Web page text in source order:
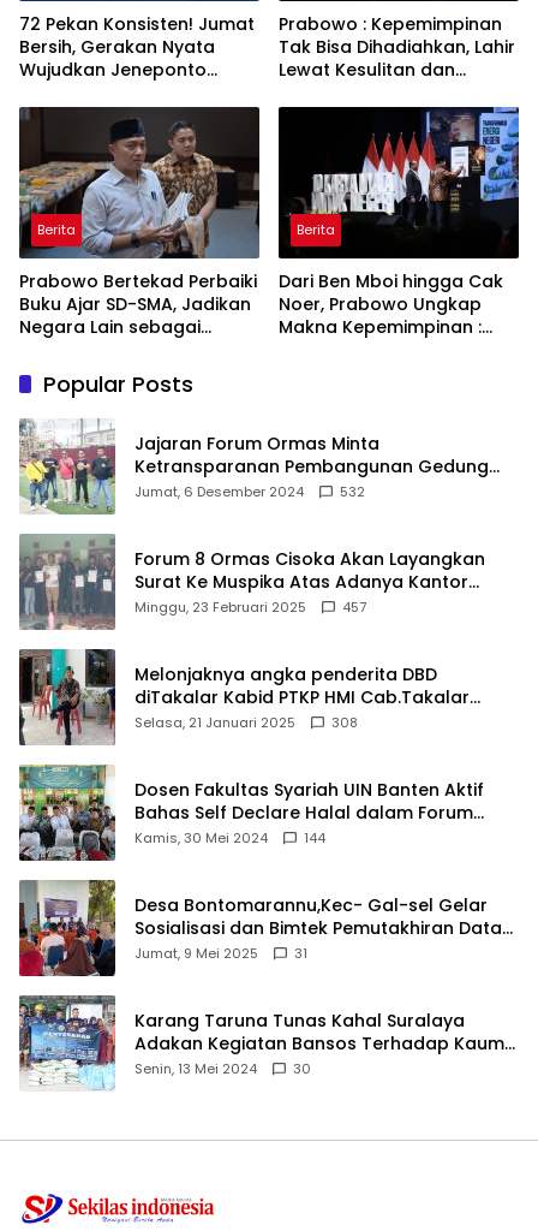
72 Pekan Konsisten! Jumat
Bersih, Gerakan Nyata
Wujudkan Jeneponto
ASRI
Prabowo : Kepemimpinan
Tak Bisa Dihadiahkan, Lahir
Lewat Kesulitan dan
Berita
Prabowo Bertekad Perbaiki
Buku Ajar SD-SMA, Jadikan
Negara Lain sebagai
Berita
Dari Ben Mboi hingga Cak
Noer, Prabowo Ungkap
Makna Kepemimpinan :
Popular Posts
Jajaran Forum Ormas Minta
Ketransparanan Pembangunan Gedung
Damkar Di Kecamatan Cisoka
Jumat, 6 Desember 2024 532
Forum 8 Ormas Cisoka Akan Layangkan
Surat Ke Muspika Atas Adanya Kantor
Matel di Cisoka
Minggu, 23 Februari 2025 457
Melonjaknya angka penderita DBD
diTakalar Kabid PTKP HMI Cab.Takalar
angkat bicara
Selasa, 21 Januari 2025 308
Dosen Fakultas Syariah UIN Banten Aktif
Bahas Self Declare Halal dalam Forum
Ijtima Ulama MUI
Kamis, 30 Mei 2024 144
Desa Bontomarannu,Kec- Gal-sel Gelar
Sosialisasi dan Bimtek Pemutakhiran Data
ID
Jumat, 9 Mei 2025 31
Karang Taruna Tunas Kahal Suralaya
Adakan Kegiatan Bansos Terhadap Kaum
Dhuafa dan Anak Yatim-Piatu
Senin, 13 Mei 2024 30